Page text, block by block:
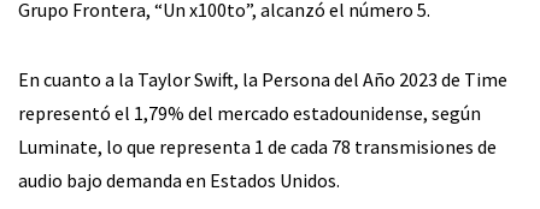
Grupo Frontera, “Un x100to”, alcanzó el número 5.
En cuanto a la Taylor Swift, la Persona del Año 2023 de Time
representó el 1,79% del mercado estadounidense, según
Luminate, lo que representa 1 de cada 78 transmisiones de
audio bajo demanda en Estados Unidos.